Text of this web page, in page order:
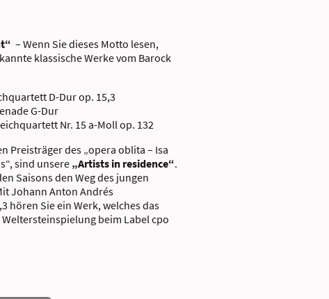
– Wenn Sie dieses Motto lesen,
klassische Werke vom Barock
D-Dur op. 15,3
G-Dur
Nr. 15 a-Moll op. 132
Preisträger des „opera oblita – Isa
sind unsere „Artists in residence“.
Saisons den Weg des jungen
Johann Anton Andrés
hören Sie ein Werk, welches das
beim Label cpo